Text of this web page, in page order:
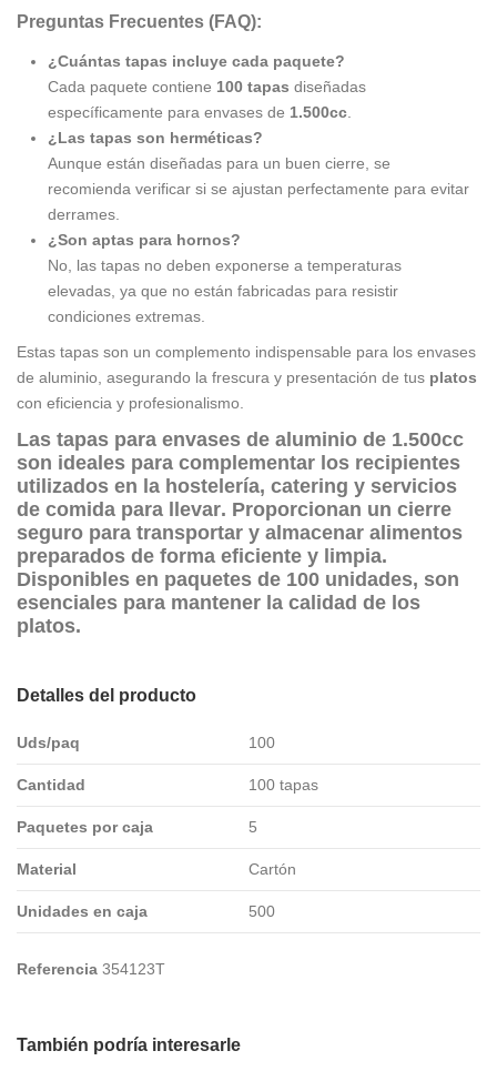
Preguntas Frecuentes (FAQ):
¿Cuántas tapas incluye cada paquete?
Cada paquete contiene 100 tapas diseñadas
específicamente para envases de 1.500cc
¿Las tapas son herméticas?
Aunque están diseñadas para un buen cierre, se
recomienda verificar si se ajustan perfectamente para evitar
derrames.
¿Son aptas para hornos?
No, las tapas no deben exponerse a temperaturas
elevadas, ya que no están fabricadas para resistir
condiciones extremas.
Estas tapas son un complemento indispensable para los envases
de aluminio, asegurando la frescura y presentación de tus platos
con eficiencia y profesionalismo.
Las tapas para envases de aluminio de 1.500cc
son ideales para complementar los recipientes
utilizados en la hostelería, catering y servicios
de comida para llevar. Proporcionan un cierre
seguro para transportar y almacenar alimentos
preparados de forma eficiente y limpia.
Disponibles en paquetes de 100 unidades, son
esenciales para mantener la calidad de los
platos.
Detalles del producto
Uds/paq 100
Cantidad 100 tapas
Paquetes por caja 5
Material Cartón
Unidades en caja 500
Referencia 354123T
También podría interesarle